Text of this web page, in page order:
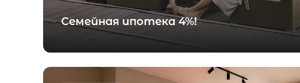
Семейная ипотека 4%!